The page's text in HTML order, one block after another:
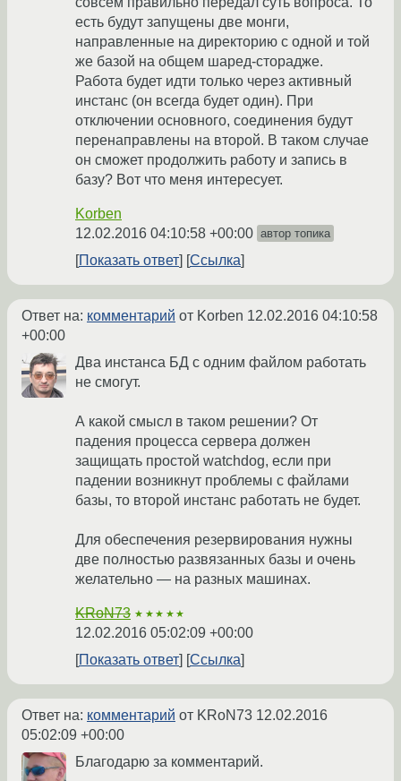
есть будут запущены две монги,
направленные на директорию с одной и той
же базой на общем шаред-сторадже.
Работа будет идти только через активный
инстанс (он всегда будет один). При
отключении основного, соединения будут
перенаправлены на второй. В таком случае
он сможет продолжить работу и запись в
базу? Вот что меня интересует.
Korben
12.02.2016 04:10:58 +00:00 автор топика
Показать ответ Ссылка
Ответ на: комментарий от Korben 12.02.2016 04:10:58
+00:00
Два инстанса БД с одним файлом работать
не смогут.
А какой смысл в таком решении? От
падения процесса сервера должен
защищать простой watchdog, если при
падении возникнут проблемы с файлами
базы, то второй инстанс работать не будет.
Для обеспечения резервирования нужны
две полностью развязанных базы и очень
желательно — на разных машинах.
KRoN73 ★★★★★
12.02.2016 05:02:09 +00:00
Показать ответ
Ссылка
Ответ на: комментарий от KRoN73 12.02.2016
05:02:09 +00:00
Благодарю за комментарий.